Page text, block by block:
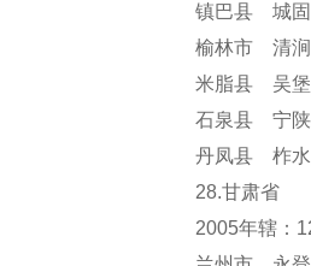
镇巴县 城
榆林市 清
米脂县 吴
石泉县 宁
丹凤县 柞
28.甘肃省
2005年辖：